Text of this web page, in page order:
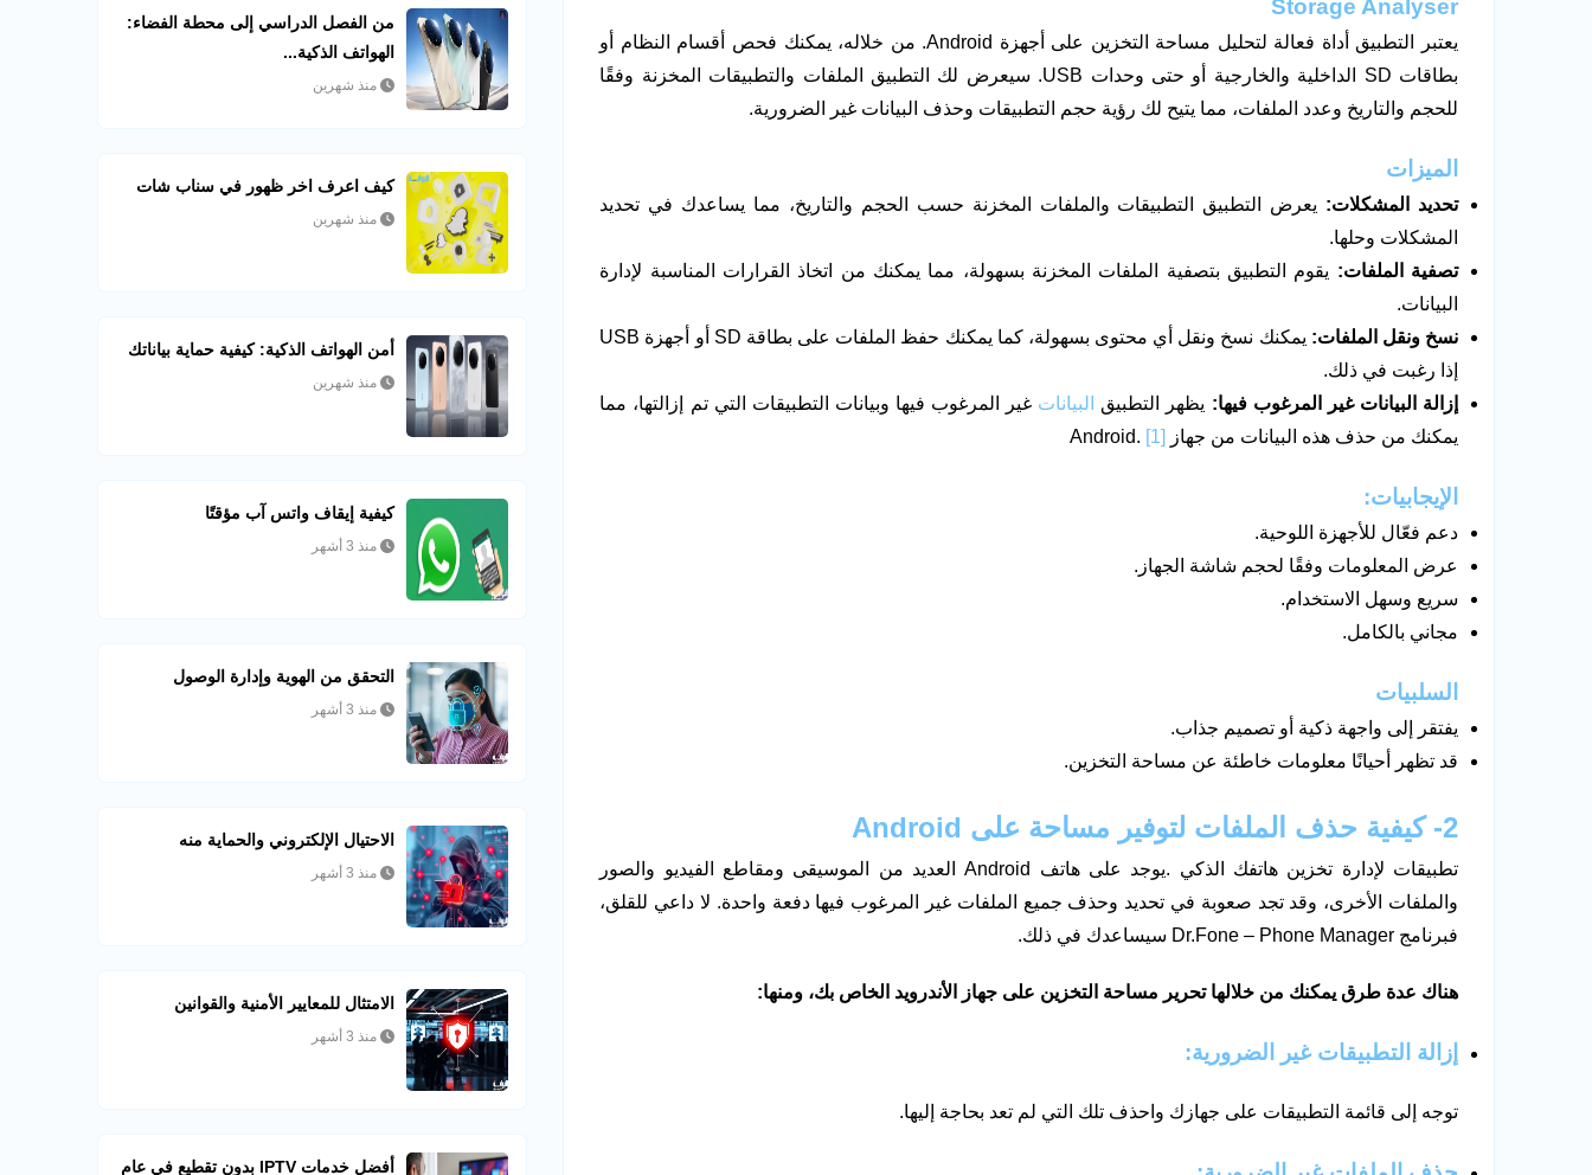
Storage Analyser
يعتبر التطبيق أداة فعالة لتحليل مساحة التخزين على أجهزة Android. من خلاله، يمكنك فحص أقسام النظام أو
بطاقات SD الداخلية والخارجية أو حتى وحدات USB. سيعرض لك التطبيق الملفات والتطبيقات المخزنة وفقًا
للحجم والتاريخ وعدد الملفات، مما يتيح لك رؤية حجم التطبيقات وحذف البيانات غير الضرورية.
الميزات
تحديد المشكلات: يعرض التطبيق التطبيقات والملفات المخزنة حسب الحجم والتاريخ، مما يساعدك في تحديد
المشكلات وحلها.
تصفية الملفات: يقوم التطبيق بتصفية الملفات المخزنة بسهولة، مما يمكنك من اتخاذ القرارات المناسبة لإدارة
البيانات.
نسخ ونقل الملفات:
يمكنك نسخ ونقل أي محتوى بسهولة، كما يمكنك حفظ الملفات على بطاقة SD أو أجهزة USB
إذا رغبت في ذلك.
إزالة البيانات غير المرغوب فيها: يظهر التطبيق البيانات غير المرغوب فيها وبيانات التطبيقات التي تم إزالتها، مما
يمكنك من حذف هذه البيانات من جهاز Android. [1]
الإيجابيات:
دعم فعّال للأجهزة اللوحية.
عرض المعلومات وفقًا لحجم شاشة الجهاز.
سريع وسهل الاستخدام.
مجاني بالكامل.
السلبيات
يفتقر إلى واجهة ذكية أو تصميم جذاب.
قد تظهر أحيانًا معلومات خاطئة عن مساحة التخزين.
2- كيفية حذف الملفات لتوفير مساحة على Android
تطبيقات لإدارة تخزين هاتفك الذكي .يوجد على هاتف Android العديد من الموسيقى ومقاطع الفيديو والصور
والملفات الأخرى، وقد تجد صعوبة في تحديد وحذف جميع الملفات غير المرغوب فيها دفعة واحدة. لا داعي للقلق،
فبرنامج Dr.Fone – Phone Manager سيساعدك في ذلك.
هناك عدة طرق يمكنك من خلالها تحرير مساحة التخزين على جهاز الأندرويد الخاص بك، ومنها:
إزالة التطبيقات غير الضرورية:
توجه إلى قائمة التطبيقات على جهازك واحذف تلك التي لم تعد بحاجة إليها.
من الفصل الدراسي إلى محطة الفضاء:
الهواتف الذكية...
منذ شهرين
كيف اعرف اخر ظهور في سناب شات​
منذ شهرين
أمن الهواتف الذكية: كيفية حماية بياناتك
منذ شهرين
كيفية إيقاف واتس آب مؤقتًا
منذ 3 أشهر
التحقق من الهوية وإدارة الوصول
منذ 3 أشهر
الاحتيال الإلكتروني والحماية منه
منذ 3 أشهر
الامتثال للمعايير الأمنية والقوانين
منذ 3 أشهر
أفضل خدمات IPTV بدون تقطيع في عام